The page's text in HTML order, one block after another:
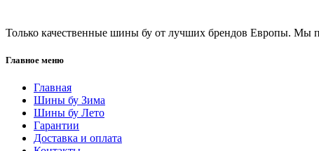
Только качественные шины бу от лучших брендов Европы. Мы
Главное меню
Главная
Шины бу Зима
Шины бу Лето
Гарантии
Доставка и оплата